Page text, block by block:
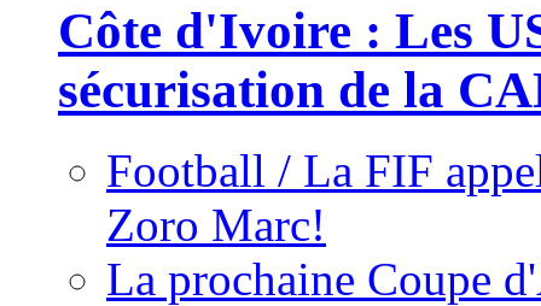
Côte d'Ivoire : Les
sécurisation de la
Football / La FIF
Zoro Marc!
La prochaine Coupe